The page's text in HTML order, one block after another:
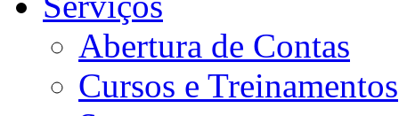
Abertura de Contas
Cursos e Treinamentos